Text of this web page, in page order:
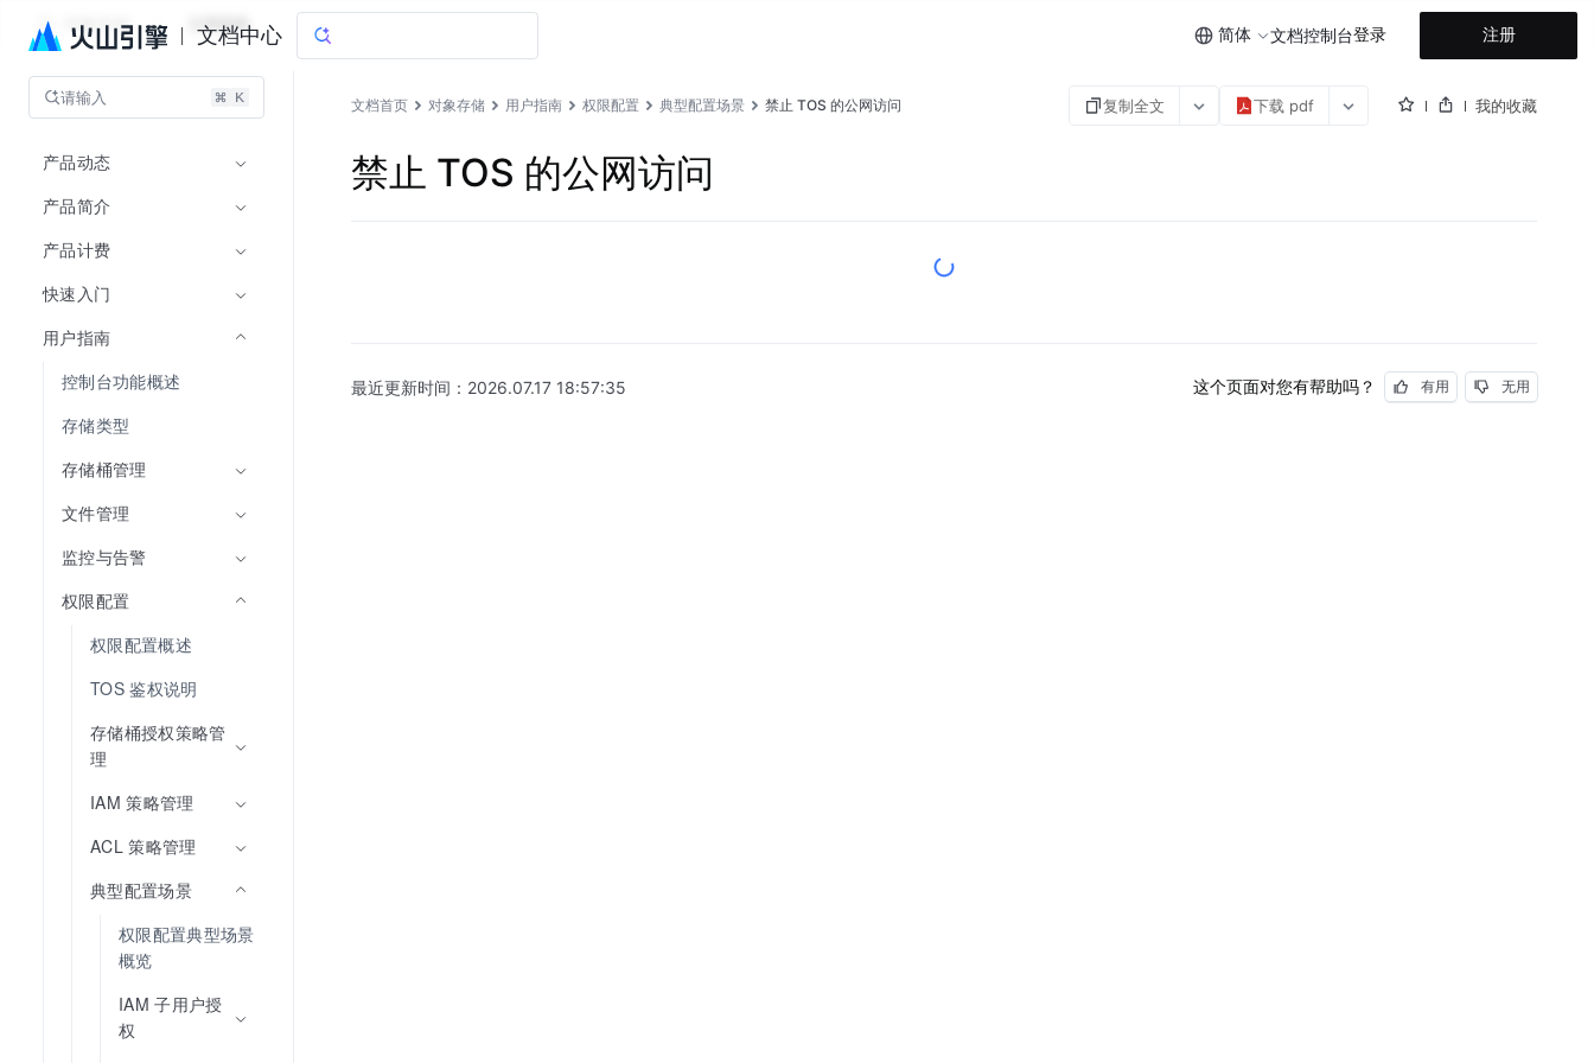
文档中心 简体 文档控制台登录 注册
对象存储 文档指南
请输入
产品动态
产品简介
产品计费
快速入门
用户指南
控制台功能概述
存储类型
存储桶管理
文件管理
监控与告警
权限配置
权限配置概述
TOS 鉴权说明
存储桶授权策略管
理
IAM 策略管理
ACL 策略管理
典型配置场景
权限配置典型场景
概览
IAM 子用户授
权
文档首页 对象存储 用户指南 权限配置 典型配置场景 禁止 TOS 的公网访问 复制全文 下载 pdf 我的收藏
禁止 TOS 的公网访问
最近更新时间： 2026.07.17 18:57:35 这个页面对您有帮助吗？ 有用 无用